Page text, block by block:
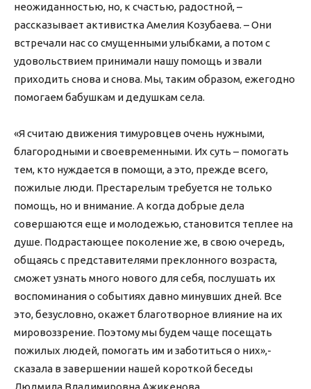
неожиданностью, но, к счастью, радостной, –
рассказывает активистка Амелия Козубаева. – Они
встречали нас со смущенными улыбками, а потом с
удовольствием принимали нашу помощь и звали
приходить снова и снова. Мы, таким образом, ежегодно
помогаем бабушкам и дедушкам села.
«Я считаю движения тимуровцев очень нужными,
благородными и своевременными. Их суть – помогать
тем, кто нуждается в помощи, а это, прежде всего,
пожилые люди. Престарелым требуется не только
помощь, но и внимание. А когда добрые дела
совершаются еще и молодежью, становится теплее на
душе. Подрастающее поколение же, в свою очередь,
общаясь с представителями преклонного возраста,
сможет узнать много нового для себя, послушать их
воспоминания о событиях давно минувших дней. Все
это, безусловно, окажет благотворное влияние на их
мировоззрение. Поэтому мы будем чаще посещать
пожилых людей, помогать им и заботиться о них»,-
сказала в завершении нашей короткой беседы